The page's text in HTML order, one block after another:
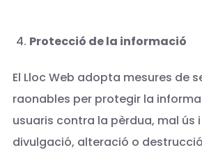
Protecció de la informació
El Lloc Web adopta mesures de
raonables per protegir la
usuaris contra la pèrdua, mal ús
divulgació, alteració o